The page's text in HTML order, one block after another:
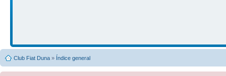
Club Fiat Duna » Índice general